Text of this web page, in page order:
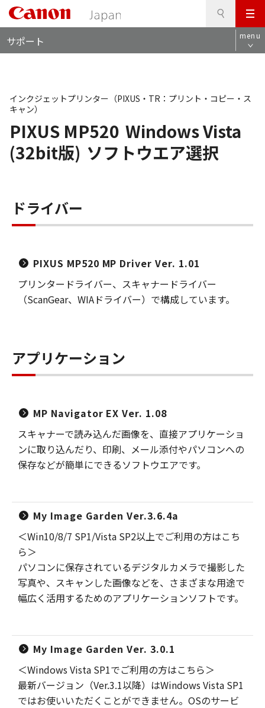
メ
ニ
ュ
サポート menu
PIXUS MP520 Windows Vista
(32bit版) ソフトウエア選択
インクジェットプリンター（PIXUS・TR：プリント・コピー・ス
キャン）
ドライバー
PIXUS MP520 MP Driver Ver. 1.01
プリンタードライバー、スキャナードライバー
（ScanGear、WIAドライバー）で構成しています。
アプリケーション
MP Navigator EX Ver. 1.08
スキャナーで読み込んだ画像を、直接アプリケーショ
ンに取り込んだり、印刷、メール添付やパソコンへの
保存などが簡単にできるソフトウエアです。
My Image Garden Ver.3.6.4a
＜Win10/8/7 SP1/Vista SP2以上でご利用の方はこち
ら＞
パソコンに保存されているデジタルカメラで撮影した
写真や、スキャンした画像などを、さまざまな用途で
幅広く活用するためのアプリケーションソフトです。
My Image Garden Ver. 3.0.1
＜Windows Vista SP1でご利用の方はこちら＞
最新バージョン（Ver.3.1以降）はWindows Vista SP1
ではお使いいただくことができません。OSのサービ